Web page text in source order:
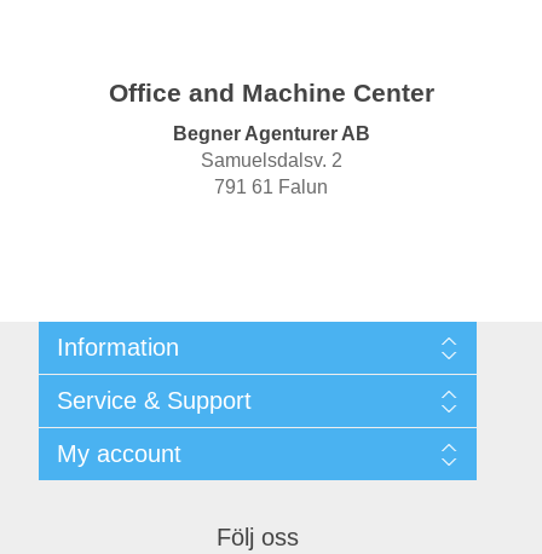
Office and Machine Center
Begner Agenturer AB
Samuelsdalsv. 2
791 61 Falun
Information
Integritetspolicy
Terms & Conditions
Begner System / iba Nordic
Service & Support
Leverantörslista
My account
Följ oss